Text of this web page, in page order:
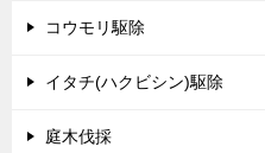
コウモリ駆除
イタチ(ハクビシン)駆除
庭木伐採